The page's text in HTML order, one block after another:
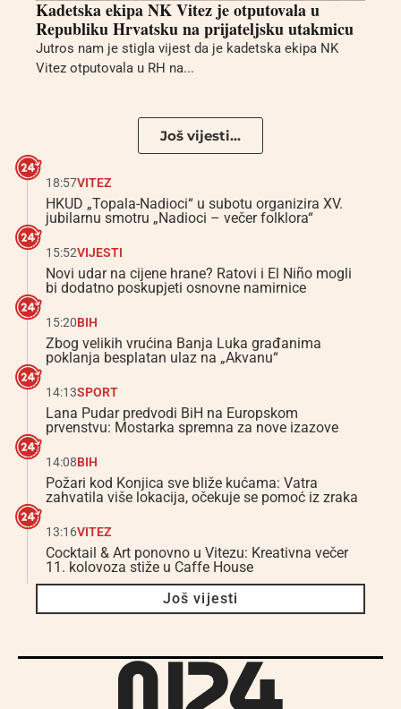
Kadetska ekipa NK Vitez je otputovala u
Republiku Hrvatsku na prijateljsku utakmicu
Jutros nam je stigla vijest da je kadetska ekipa NK
Vitez otputovala u RH na...
Još vijesti...
18:57VITEZ
HKUD „Topala-Nadioci“ u subotu organizira XV.
jubilarnu smotru „Nadioci – večer folklora“
15:52VIJESTI
Novi udar na cijene hrane? Ratovi i El Niño mogli
bi dodatno poskupjeti osnovne namirnice
15:20BIH
Zbog velikih vrućina Banja Luka građanima
poklanja besplatan ulaz na „Akvanu“
14:13SPORT
Lana Pudar predvodi BiH na Europskom
prvenstvu: Mostarka spremna za nove izazove
14:08BIH
Požari kod Konjica sve bliže kućama: Vatra
zahvatila više lokacija, očekuje se pomoć iz zraka
13:16VITEZ
Cocktail & Art ponovno u Vitezu: Kreativna večer
11. kolovoza stiže u Caffe House
Još vijesti